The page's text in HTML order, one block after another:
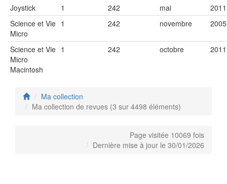
Joystick
1 242 mai
2011
Science et Vie
Micro
1 242 novembre 2005
Science et Vie
Micro
Macintosh
1 242 octobre 2011
Ma collection
Ma collection de revues (3 sur 4498 éléments)
Page visitée 10069 fois
Dernière mise à jour le 30/01/2026